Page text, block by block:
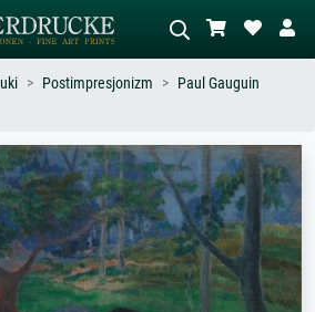
– np.
akt.
Opisz scenę – np. zielona łąka,
abstrakcja z czerwienią, ciemny olej,
stojący akt obok drzewa.
Postimpresjonizm
Paul Gauguin